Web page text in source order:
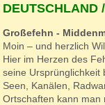
DEUTSCHLAND
Großefehn -
Moin – und herzlich
Hier im Herzen des
seine Ursprünglichkeit
Seen, Kanälen,
Ortschaften kann man